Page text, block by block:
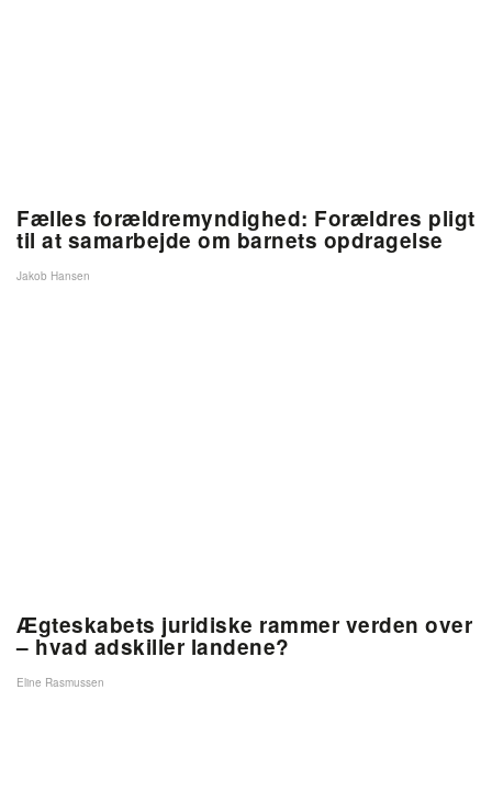
Fælles forældremyndighed: Forældres pligt
til at samarbejde om barnets opdragelse
Jakob Hansen
Ægteskabets juridiske rammer verden over
– hvad adskiller landene?
Eline Rasmussen